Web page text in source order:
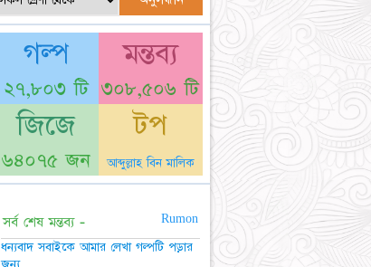
গল্প
২৭,৮০৩ টি
মন্তব্য
৩০৮,৫০৬ টি
জিজে
৬৪০৭৫ জন
টপ
আব্দুল্লাহ বিন মালিক
সর্ব শেষ মন্তব্য - Rumon
ধন্যবাদ সবাইকে আমার লেখা গল্পটি পড়ার